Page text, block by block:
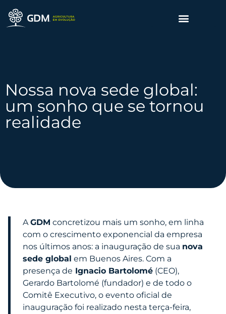
Nossa nova sede global:
um sonho que se tornou
realidade
AGDM concretizou mais um sonho, em linha
com o crescimento exponencial da empresa
nos últimos anos: a inauguração de sua nova
sede global em Buenos Aires. Com a
presença de Ignacio Bartolomé (CEO),
Gerardo Bartolomé (fundador) e de todo o
Comitê Executivo, o evento oficial de
inauguração foi realizado nesta terça-feira,